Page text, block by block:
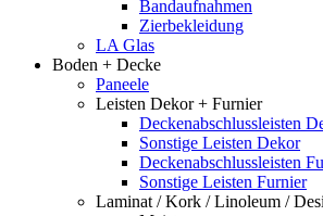
Bandaufnahmen
Zierbekleidung
LA Glas
Boden + Decke
Paneele
Leisten Dekor + Furnier
Deckenabschlussleisten
Sonstige Leisten Dekor
Deckenabschlussleisten
Sonstige Leisten Furnier
Laminat / Kork / Linoleum /